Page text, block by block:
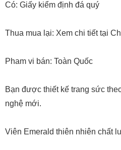
Có: Giấy kiểm định đá quý
Thua mua lại: Xem chi tiết tại
Pham vi bán: Toàn Quốc
Bạn được thiết kế trang sức
nghệ mới.
Viên Emerald thiên nhiên chất